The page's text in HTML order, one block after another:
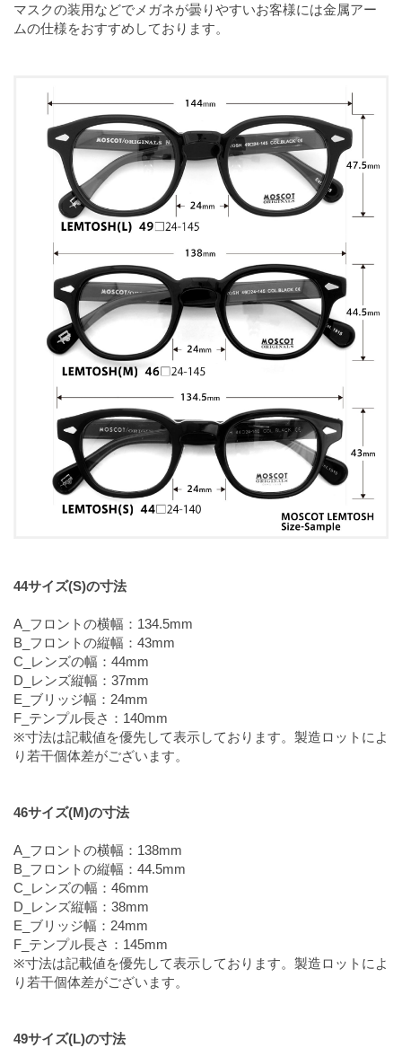
マスクの装用などでメガネが曇りやすいお客様には金属アー
ムの仕様をおすすめしております。
44サイズ(S)の寸法
A_フロントの横幅：134.5mm
B_フロントの縦幅：43mm
C_レンズの幅：44mm
D_レンズ縦幅：37mm
E_ブリッジ幅：24mm
F_テンプル長さ：140mm
※寸法は記載値を優先して表示しております。製造ロットによ
り若干個体差がございます。
46サイズ(M)の寸法
A_フロントの横幅：138mm
B_フロントの縦幅：44.5mm
C_レンズの幅：46mm
D_レンズ縦幅：38mm
E_ブリッジ幅：24mm
F_テンプル長さ：145mm
※寸法は記載値を優先して表示しております。製造ロットによ
り若干個体差がございます。
49サイズ(L)の寸法